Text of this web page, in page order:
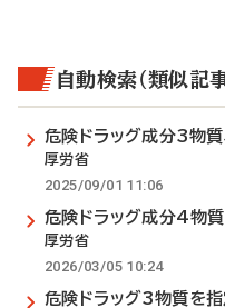
自動検索（類似記
危険ドラッグ成分3物質
厚労省
2025/09/01 11:06
危険ドラッグ成分4物
厚労省
2026/03/05 10:24
危険ドラッグ3物質を